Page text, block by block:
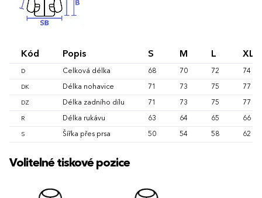
Kód Popis S M L XL
D Celková délka 68 70 72 74
DK Délka nohavice 71 73 75 77
DZ Délka zadního dílu 71 73 75 77
R Délka rukávu 63 64 65 66
S Šířka přes prsa 50 54 58 62
Volitelné tiskové pozice